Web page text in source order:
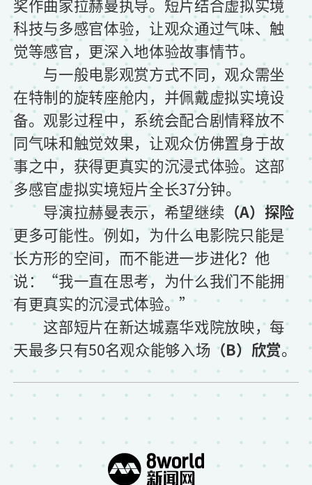
奖作曲家拉赫曼执导。短片结合虚拟实境
科技与多感官体验，让观众通过气味、触
觉等感官，更深入地体验故事情节。
与一般电影观赏方式不同，观众需坐
在特制的旋转座舱内，并佩戴虚拟实境设
备。观影过程中，系统会配合剧情释放不
同气味和触觉效果，让观众仿佛置身于故
事之中，获得更真实的沉浸式体验。这部
多感官虚拟实境短片全长37分钟。
导演拉赫曼表示，希望继续 （A）探险
更多可能性。例如，为什么电影院只能是
长方形的空间，而不能进一步进化？他
说：“我一直在思考，为什么我们不能拥
有更真实的沉浸式体验。”
这部短片在新达城嘉华戏院放映，每
天最多只有50名观众能够入场 （B）欣赏。